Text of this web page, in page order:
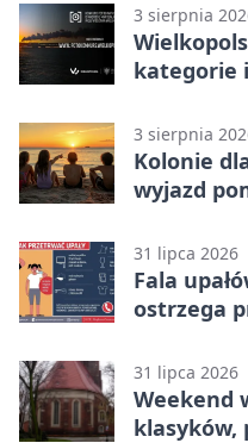
3 sierpnia
kategorie
3 sierpnia
Kolonie
wyjazd
31 lipca 2026
Fala
ostrzega
31 lipca 2026
Weekend
klasyków,